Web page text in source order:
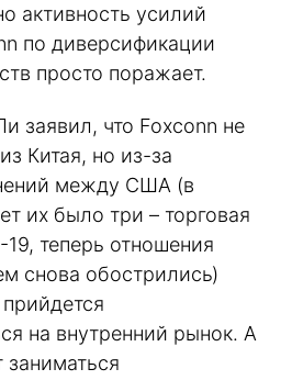
активность усилий
по диверсификации
просто поражает.
заявил, что Foxconn не
Китая, но из-за
между США (в
их было три – торговая
19, теперь отношения
снова обострились)
на внутренний рынок. А